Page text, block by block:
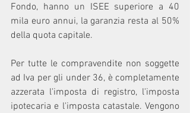
Fondo, hanno un ISEE superiore a 40
mila euro annui, la garanzia resta al 50%
della quota capitale.
Per tutte le compravendite non soggette
ad Iva per gli under 36, è completamente
azzerata l'imposta di registro, l'imposta
ipotecaria e l'imposta catastale. Vengono